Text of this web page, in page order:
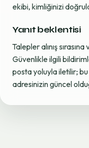
ekibi, kimliğinizi
Yanıt beklentisi
Talepler alınış
Güvenlikle ilgili
posta yoluyla iletilir; bu
adresinizin güncel